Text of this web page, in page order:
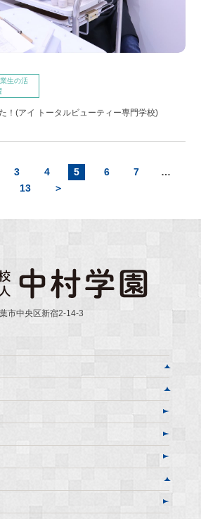
生の活
！(アイ トータルビューティー専門学校)
3 4 5 6 7
…
13
＞
市中央区新宿2-14-3